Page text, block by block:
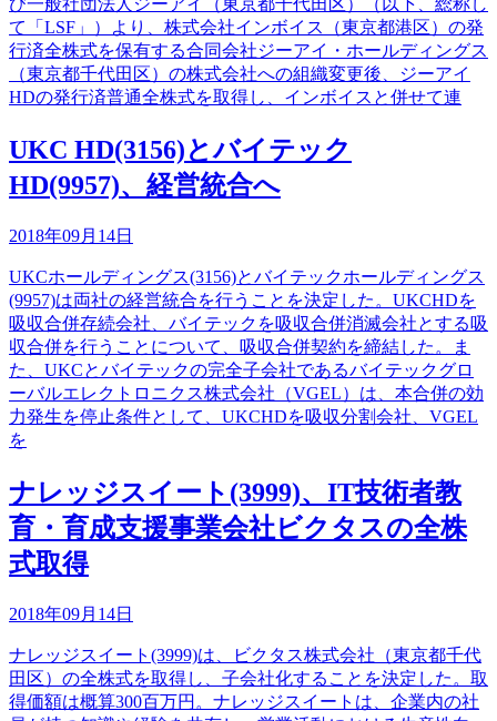
び一般社団法人ジーアイ（東京都千代田区）（以下、総称し
て「LSF」）より、株式会社インボイス（東京都港区）の発
行済全株式を保有する合同会社ジーアイ・ホールディングス
（東京都千代田区）の株式会社への組織変更後、ジーアイ
HDの発行済普通全株式を取得し、インボイスと併せて連
UKC HD(3156)とバイテック
HD(9957)、経営統合へ
2018年09月14日
UKCホールディングス(3156)とバイテックホールディングス
(9957)は両社の経営統合を行うことを決定した。UKCHDを
吸収合併存続会社、バイテックを吸収合併消滅会社とする吸
収合併を行うことについて、吸収合併契約を締結した。ま
た、UKCとバイテックの完全子会社であるバイテックグロ
ーバルエレクトロニクス株式会社（VGEL）は、本合併の効
力発生を停止条件として、UKCHDを吸収分割会社、VGEL
を
ナレッジスイート(3999)、IT技術者教
育・育成支援事業会社ビクタスの全株
式取得
2018年09月14日
ナレッジスイート(3999)は、ビクタス株式会社（東京都千代
田区）の全株式を取得し、子会社化することを決定した。取
得価額は概算300百万円。ナレッジスイートは、企業内の社